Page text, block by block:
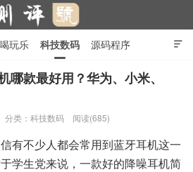
测评号

玩乐 科技数码 源码程序
政策
哪款最好用？华为、小米、
分类： 科技数码 阅读(685)
有不少人都会常用到蓝牙耳机这一
学生党来说，一款好的降噪耳机简